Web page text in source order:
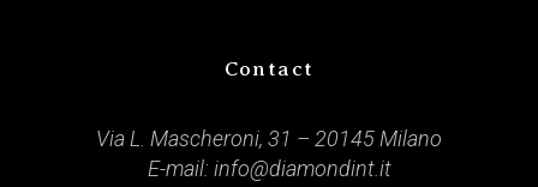
Contact
Via L. Mascheroni, 31 – 20145 Milano
E-mail: info@diamondint.it